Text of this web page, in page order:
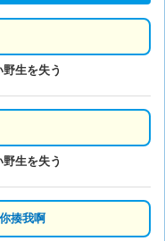
生を失う
生を失う
揍我啊